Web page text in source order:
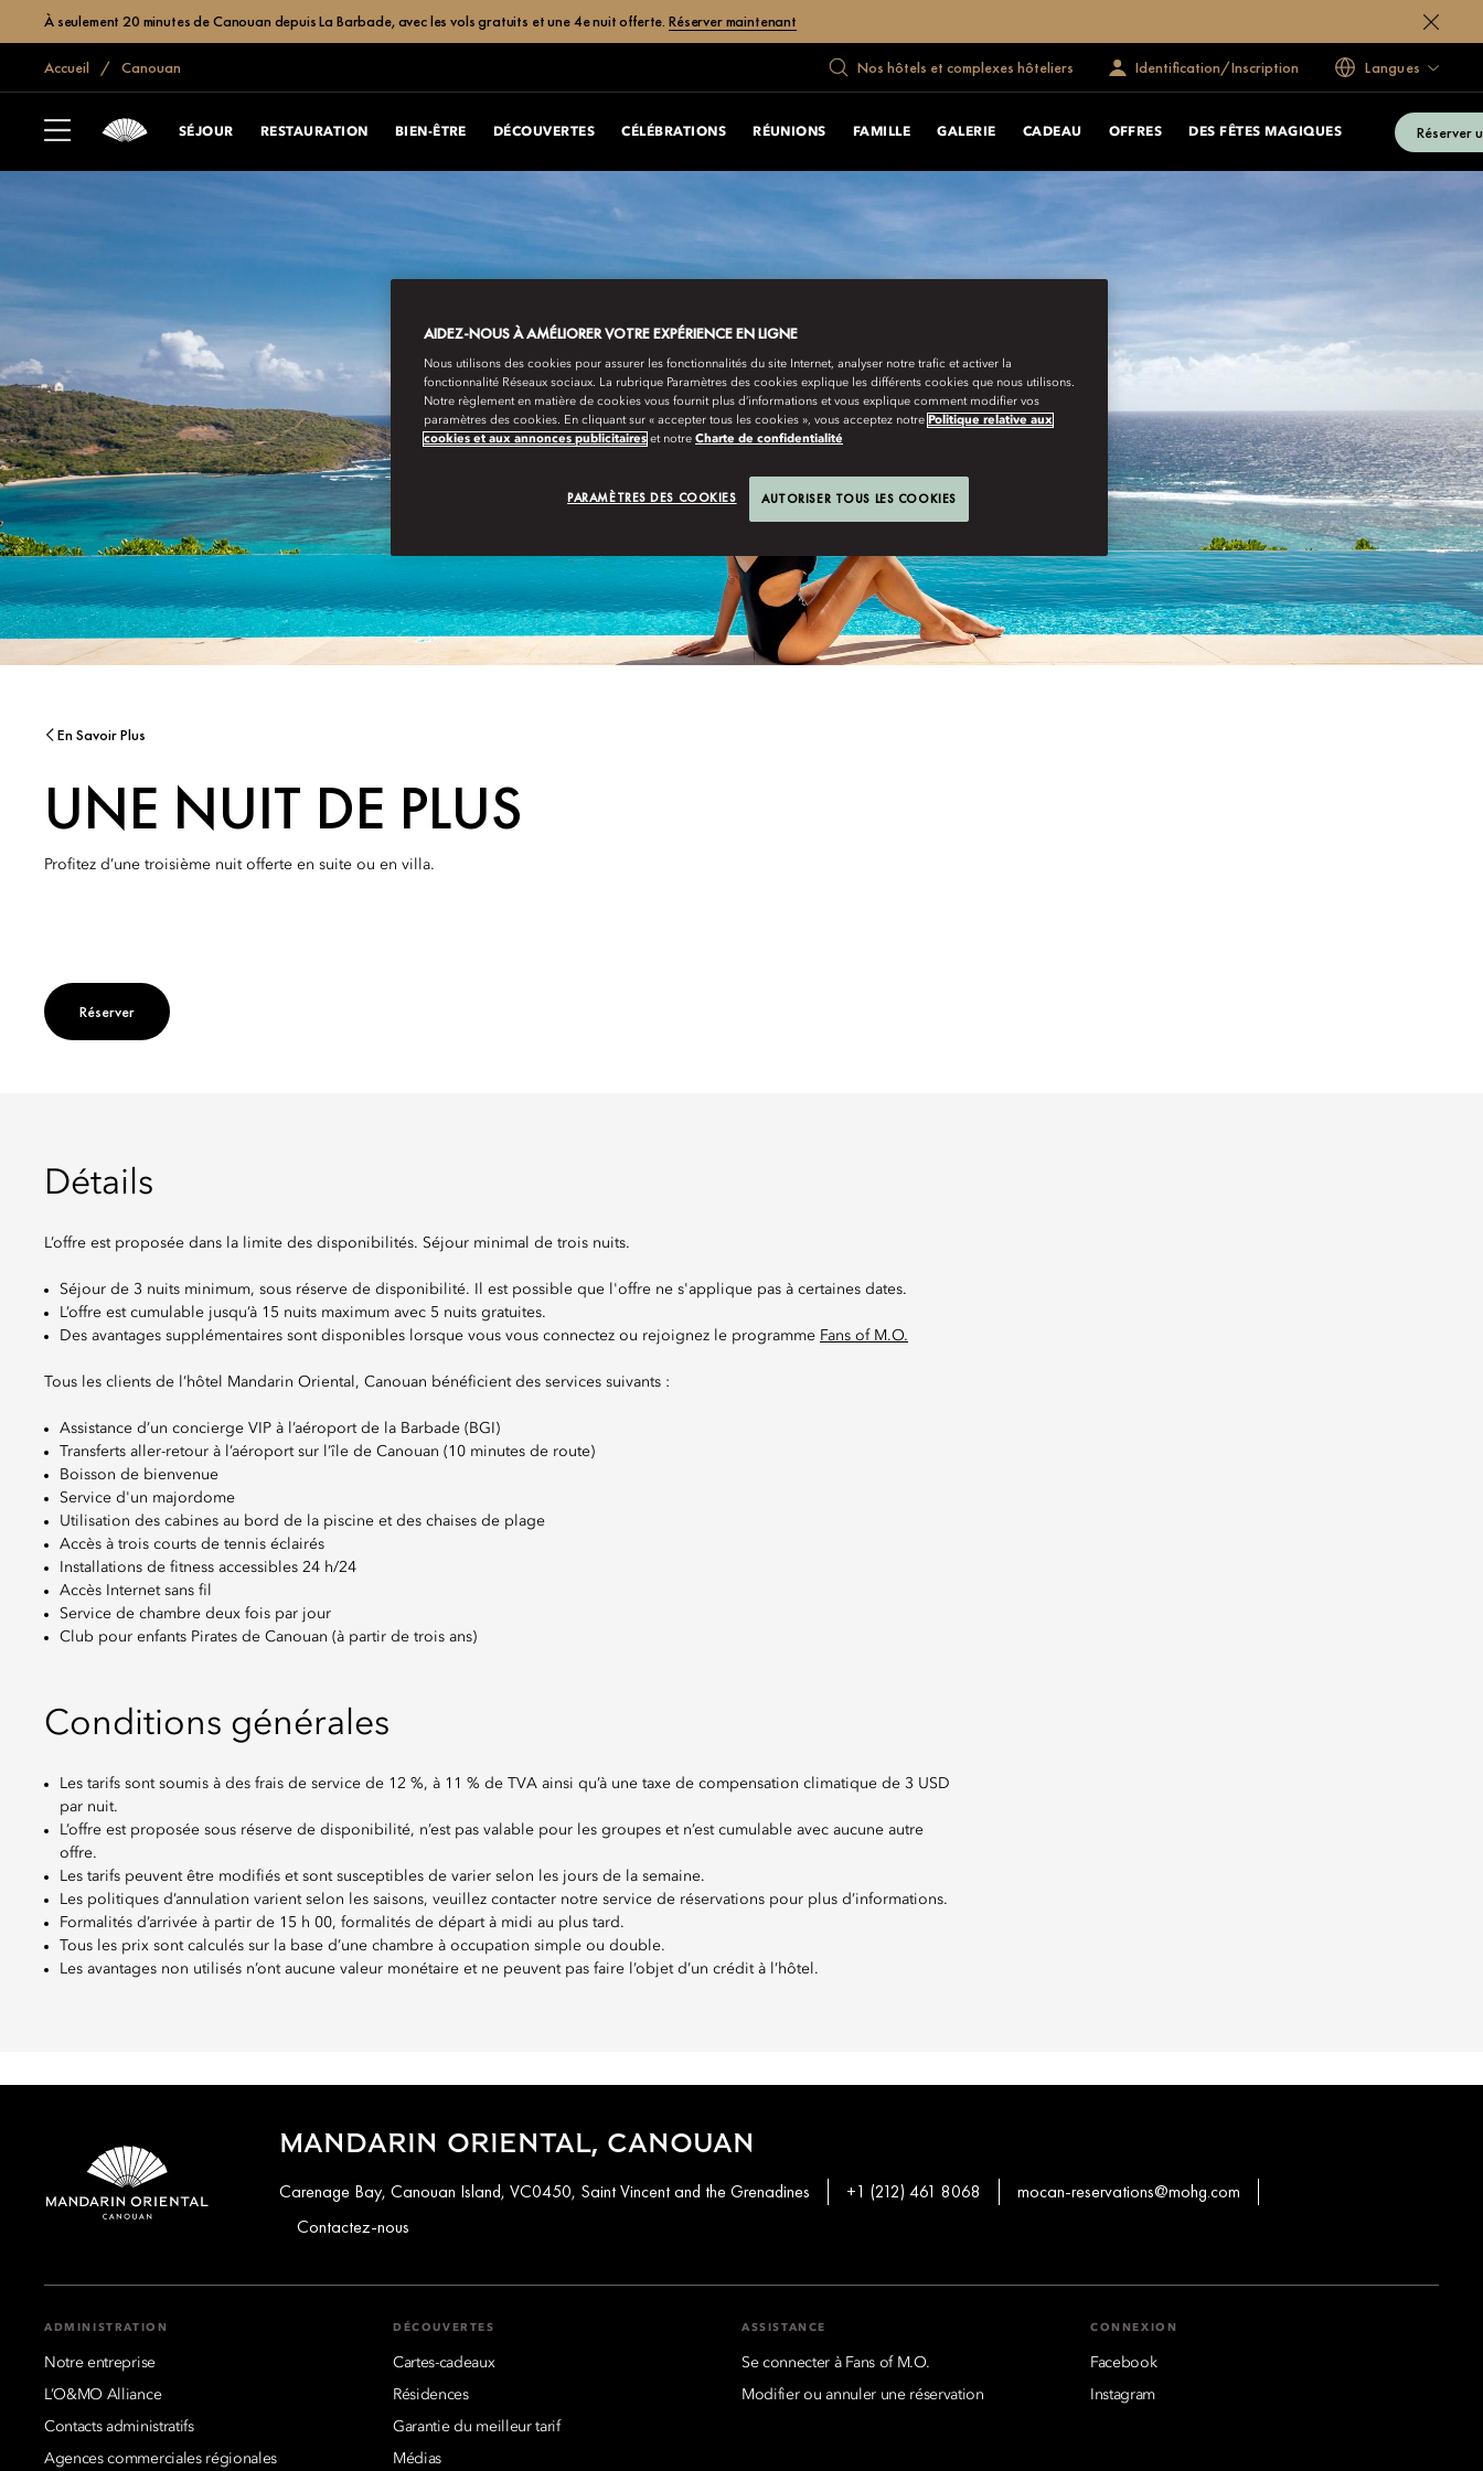
À seulement 20 minutes de Canouan depuis La Barbade, avec les vols gratuits et une 4e nuit offerte. Réserver maintenant
Accueil Canouan Nos hôtels et complexes hôteliers Identification/Inscription Langues
SÉJOUR RESTAURATION BIEN-ÊTRE DÉCOUVERTES CÉLÉBRATIONS RÉUNIONS FAMILLE GALERIE CADEAU OFFRES DES FÊTES MAGIQUES Réserver
En Savoir Plus
UNE NUIT DE PLUS
Profitez d’une troisième nuit offerte en suite ou en villa.
Réserver
Détails
L’offre est proposée dans la limite des disponibilités. Séjour minimal de trois nuits.
Séjour de 3 nuits minimum, sous réserve de disponibilité. Il est possible que l'offre ne s'applique pas à certaines dates.
L’offre est cumulable jusqu’à 15 nuits maximum avec 5 nuits gratuites.
Des avantages supplémentaires sont disponibles lorsque vous vous connectez ou rejoignez le programme Fans of M.O.
Tous les clients de l’hôtel Mandarin Oriental, Canouan bénéficient des services suivants :
Assistance d’un concierge VIP à l’aéroport de la Barbade (BGI)
Transferts aller-retour à l’aéroport sur l’île de Canouan (10 minutes de route)
Boisson de bienvenue
Service d'un majordome
Utilisation des cabines au bord de la piscine et des chaises de plage
Accès à trois courts de tennis éclairés
Installations de fitness accessibles 24 h/24
Accès Internet sans fil
Service de chambre deux fois par jour
Club pour enfants Pirates de Canouan (à partir de trois ans)
Conditions générales
Les tarifs sont soumis à des frais de service de 12 %, à 11 % de TVA ainsi qu’à une taxe de compensation climatique de 3 USD
par nuit.
L’offre est proposée sous réserve de disponibilité, n’est pas valable pour les groupes et n’est cumulable avec aucune autre
offre.
Les tarifs peuvent être modifiés et sont susceptibles de varier selon les jours de la semaine.
Les politiques d’annulation varient selon les saisons, veuillez contacter notre service de réservations pour plus d’informations.
Formalités d’arrivée à partir de 15 h 00, formalités de départ à midi au plus tard.
Tous les prix sont calculés sur la base d’une chambre à occupation simple ou double.
Les avantages non utilisés n’ont aucune valeur monétaire et ne peuvent pas faire l’objet d’un crédit à l’hôtel.
MANDARIN ORIENTAL, CANOUAN
Carenage Bay, Canouan Island, VC0450, Saint Vincent and the Grenadines +1 (212) 461 8068
mocan-reservations@mohg.com
Contactez-nous
ADMINISTRATION
Notre entreprise
L’O&MO Alliance
Contacts administratifs
Agences commerciales régionales
DÉCOUVERTES
Cartes-cadeaux
Résidences
Garantie du meilleur tarif
Médias
ASSISTANCE
Se connecter à Fans of M.O.
Modifier ou annuler une réservation
CONNEXION
Facebook
Instagram
AIDEZ-NOUS À AMÉLIORER VOTRE EXPÉRIENCE EN LIGNE
Nous utilisons des cookies pour assurer les fonctionnalités du site Internet, analyser notre trafic et activer la
fonctionnalité Réseaux sociaux. La rubrique Paramètres des cookies explique les différents cookies que nous utilisons.
Notre règlement en matière de cookies vous fournit plus d’informations et vous explique comment modifier vos
paramètres des cookies. En cliquant sur « accepter tous les cookies », vous acceptez notre Politique relative aux
cookies et aux annonces publicitaires et notre Charte de confidentialité
PARAMÈTRES DES COOKIES AUTORISER TOUS LES COOKIES